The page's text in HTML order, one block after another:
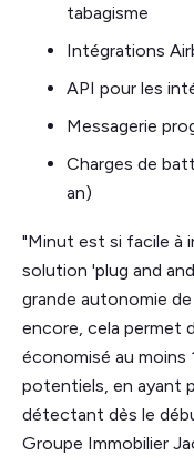
tabagisme
Intégrations
API pour les
Messagerie
Charges de
an)
"Minut est si facile à
solution 'plug and
grande autonomie
encore, cela permet
économisé au moins
potentiels, en ayant
détectant dès le
Groupe Immobilier